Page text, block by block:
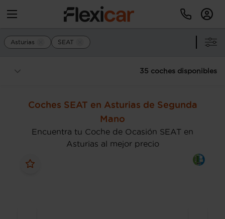
Asturias SEAT
35 coches disponibles
Coches SEAT en Asturias de Segunda
Mano
Encuentra tu Coche de Ocasión SEAT en
Asturias al mejor precio